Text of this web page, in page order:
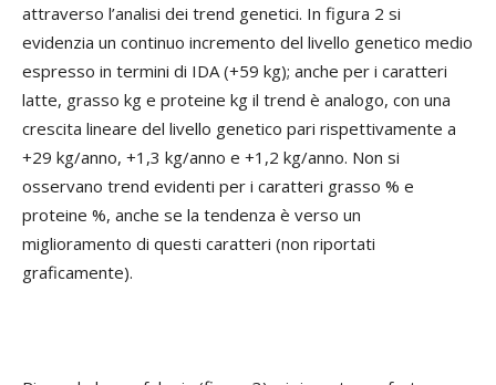
attraverso l’analisi dei trend genetici. In figura 2 si
evidenzia un continuo incremento del livello genetico medio
espresso in termini di IDA (+59 kg); anche per i caratteri
latte, grasso kg e proteine kg il trend è analogo, con una
crescita lineare del livello genetico pari rispettivamente a
+29 kg/anno, +1,3 kg/anno e +1,2 kg/anno. Non si
osservano trend evidenti per i caratteri grasso % e
proteine %, anche se la tendenza è verso un
miglioramento di questi caratteri (non riportati
graficamente).